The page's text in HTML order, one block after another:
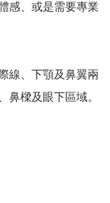
感、或是需要專業
線、下顎及鼻翼兩
鼻樑及眼下區域。